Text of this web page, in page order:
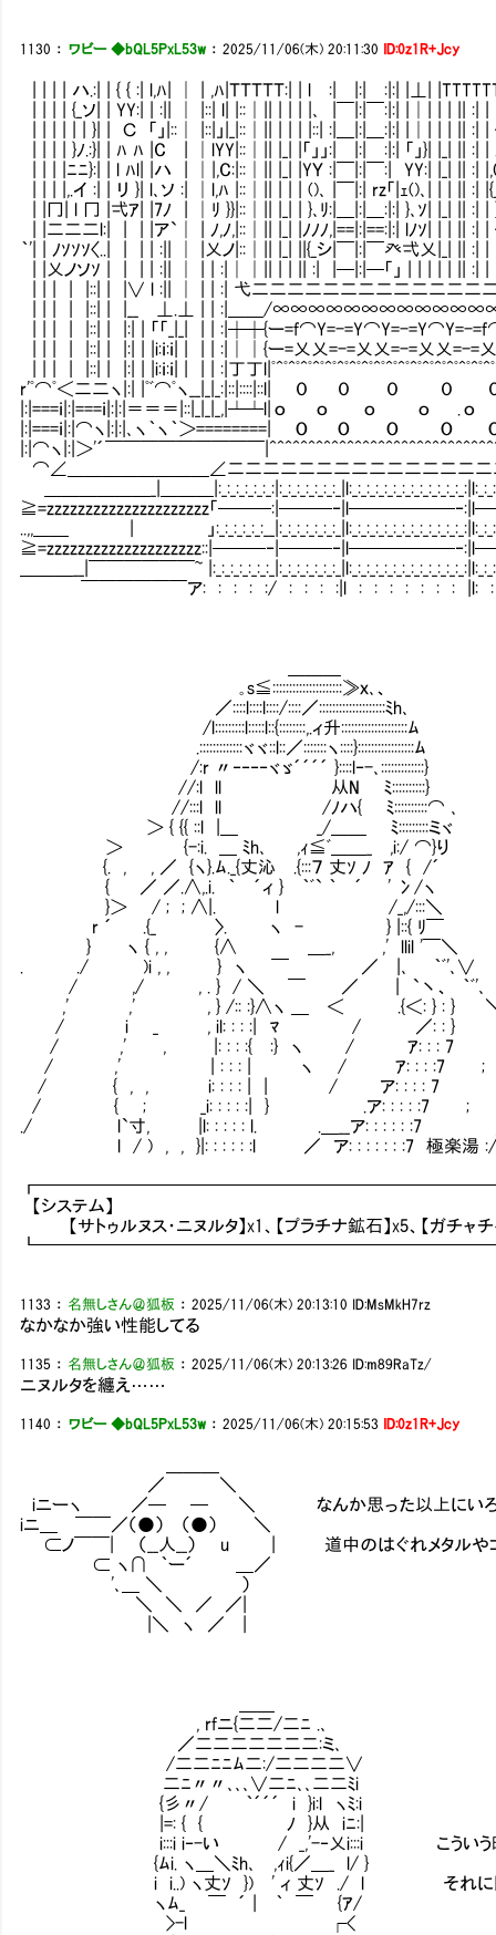
1130 ： ワビー ◆bQL5PxL53w ：2025/11/06(木) 20:11:30 ID:0z1R+Jcy
| | | | ハ.:| | { { :| l,ﾊ| │ | ,ﾊ|ＴＴＴＴＴ:| | l :| |:| :|:| |⊥|
| | | | {_ソ| | YY:| | :|| │ |::| l| |::│|| | | | |､ |￣|:|￣:|:| |│| | |
| | | | | | }| | Ｃ 「」|::│ |::|」|_|::│|| | | | |::| :|＿|:|＿:|:| |│| | | || :|
| | | | }ﾉ.:}| | ﾊ ﾊ |C | │lYY|::│|| |_| |「」」:| |:| :|:| 「」}| |_| ||
| | | |ﾆﾆ}:| | l ﾊl| |ハ | │|,C:|::│|| |_| |YＹ :|￣|:|￣:| YY:| |_| ||
| | | |,.イ :| | リ }| l､ソ :| │l,ﾊ |::│|| | | | ()､ |￣|:| rz「|ｪ()､| | |
| |冂| l 冂 |弌ｱ| |7ﾉ | │ﾘ }}|::│|| |_| | }､ﾘ:|＿|:|＿:|:| }､ｿ| |_|
| |二二二l:| | | |ア`│ | ﾉ,ﾉ,|::│|| |_| |ﾉﾉﾉ,|==|:|==:|:| lﾉｿ| | | || :|
｀'| | ﾉｿｿｿ〈..| | | | :|| │ |乂ノ|::│|| |_| ||{_シ|￣|:|￣癶弌乂
| |乂ノソｿ | | | | :|| │ | | :|││|| | | || :| |─|:|─「」 | | | | | || :| |
| | | | |::| | |∨ l :|| │ | | :| 弋二二二二二二二二二二二二二
| | | | |::| | |__Ⅵ⊥.⊥ | | :|＿＿/
| | | | |::| | |:| | 「「_|_| | | :|┼┼{ー=f⌒Y=-=Y⌒Y=-=Y⌒Y=-
| | | | |::| | |:| | |i:ｉ:ｉ| | | | :|││{ー=乂乂=-=乂乂=-=乂乂=-=
| | | | |::| | |:| | |i:ｉ:ｉ| | | | :|丁丁l|ﾟ^ﾟ^ﾟ^ﾟ^ﾟ^ﾟ^ﾟ^ﾟ^ﾟ^ﾟ^ﾟ^ﾟ^ﾟ^ﾟ^ﾟ^
r'ﾟ⌒ﾟ＜二二ヽ|:| |ﾟﾞ⌒ﾟヽ__|_|_:|::|::::|::l| ０ ０ ０ ０
|:|===ｉ|:|===ｉ|:|:|＝＝＝|::|_|_|_,|┴┴l|о о о о .о
|:|===ｉ|:|⌒ヽ|:|:|､ヽ｀ヽ｀＞========| O O O
|:|⌒ヽ|:|＞'´￣￣￣￣￣￣￣￣￣
⌒∠＿＿＿＿＿＿＿＿∠二二二二二二二二二二二二二二二二
＿＿＿＿＿＿_|＿＿＿
≧=zzzzzzzzzzzzzzzzzzzzz「
..,,＿＿ | 」
＿＿＿__|￣￣￣￣￣￣~
￣￣￣￣￣￣ア: : : : :/ : : : :|l : : : : : : : |l: : :
｡s≦:::::::::::::::::::::≫ｘ､、
／::::l::::l::::/::::／::::::::::::::::::::ﾐh､
/l:::::::::l:::::l::{::::::::,.ィ升::::::::::::::::::::ﾑ
.:::::::::::::ヾヾ::l::／:::::::ヽ::::}:::::::::::::::::ﾑ
/:r 〃‐‐‐‐ヾゞ´´´´ }::::l‐-､:::::::::::::}
//:l ll 从N ﾐ::::::::::} まずは試練を
//:::l ll /ﾉハ{ ﾐ::::::::::⌒ ､
＞ { {{ ::l |＿ _/＿＿ ﾐ:::::::::ミヾ
＞ {-:i. ＿ ﾐh､ ,ｨ≦ﾞ＿＿_ ,i:/ ⌒}り
{. , , ／ {ヽ}.ﾑ._{丈沁 .{:::７ 丈ｿ ﾉ ｱ { /´
{ ／ ／.∧,.i. ｀ ´ィ } ｀ﾞ` ｀ ´ ' 冫/
}＞ / ; ; ∧|. l /_,/:::＼ ・【A】【T】【サトゥル
r ´ .{_ 〉. ヽ - } |::{ ﾘ￣
} ヽ { , , {∧ ＿_, ,' llil '￣＼ □
. ./ )i , , } ヽ ￣ ／ |､ ｀ﾞ'､∨ ・【プラチナ鉱
/ ,/ , . } / ＼ ￣ ／ | `丶、 ｀ﾞ'､
,' ,' , } /:: :}∧ヽ ＿ ＜ .{＜: } : } ＼
/ i _ , il: : : :| ﾏ / ／: : } ∨ ・【O】【C
/ ,' , |: : : :{ :} ヽ / ｱ: : : 7
/ ,' | : : : | ヽ / ｱ: : : :7 ; ,
/ { , , i: : : : | | / ア: : : : 7 i }:
/ { ; _i: : : : :| } .ア: : : : :7 ; . {:
./ l`寸, |l: : : : : l. .＿__ア: : : : : :7 ,i {:
l / ) , , }|: : : : : :l ／ ア: : : : : : :7 極楽湯 :/ }:
【システム】
【サトゥルヌス・ニヌルタ】x1、【プラチナ鉱石】x5、【ガチャ
1133 ： 名無しさん＠狐板 ：2025/11/06(木) 20:13:10 ID:MsMkH7rz
なかなか強い性能してる
1135 ： 名無しさん＠狐板 ：2025/11/06(木) 20:13:26 ID:m89RaTz/
ニヌルタを纏え……
1140 ： ワビー ◆bQL5PxL53w ：2025/11/06(木) 20:15:53 ID:0z1R+Jcy
／ ＼
iニーヽ ／─ ─ ＼ なんか思った以上にいろい
iニ＿ ￣￣／（●） （●） ＼
⊂ノ￣￣| （__人__） u | 道中のはぐれメタルやゴール
⊂ ヽ∩ ｀ー´ ＿／
'､＿ ＼ ）
＼ ＼ ／ ／|
|＼ ヽ ／ |
, rfニ{二二/二ﾆ .､
／二二二二二二二:ミ､
/二二ﾆﾆﾑ二:/二二二二∨
二ﾆ〃〃､､､∨二ﾆ､､二二ﾐi
{彡〃/ ｀´´´ i }i:l ヽﾐ:i
|=: { { ﾉ }从 iﾆ:|
i:::i i‐-い / _,'-‐乂i:::i こういう時の為に飼っ
{ﾑi. ヽ＿＼ﾐh､ ,ｨi{／＿_ l/ }
i i..) ヽ丈ｿ }) ' ィ 丈ｿ ./ l それにドロップが多
ヽﾑ_ ￣ ´ | ｀ ￣ {ｱ/
>-l ┌<